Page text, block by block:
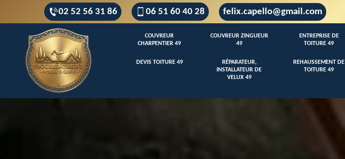
02 52 56 31 86 06 51 60 40 28 felix.capello@gmail.com
COUVREUR
CHARPENTIER 49
COUVREUR ZINGUEUR
49
ENTREPRISE DE
TOITURE 49
DEVIS TOITURE 49
RÉPARATEUR,
INSTALLATEUR DE
VELUX 49
REHAUSSEMENT DE
TOITURE 49